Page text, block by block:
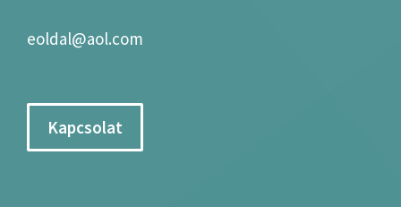
eoldal@aol.com
Kapcsolat